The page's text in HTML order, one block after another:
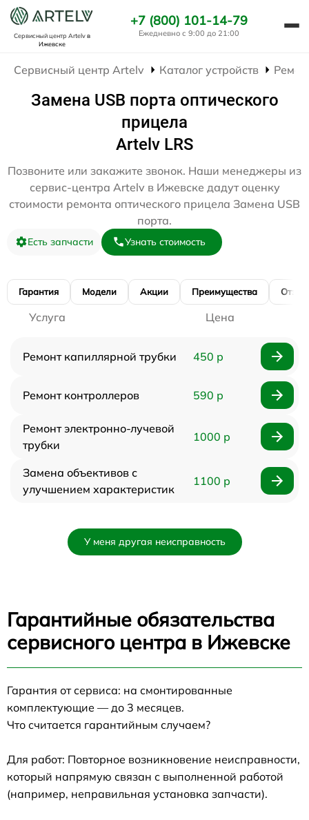
Сервисный центр Artelvв
Ижевске
+7 (800) 101-14-79
Ежедневно с 9:00 до 21:00
Сервисный центр Artelv Каталог устройств
Замена USB порта оптического
прицела
Artelv LRS
Позвоните или закажите звонок. Наши менеджеры из
сервис-центра Artelv в Ижевске дадут оценку
стоимости ремонта оптического прицела Замена USB
порта.
Есть запчасти Узнать стоимость
Гарантия Модели Акции Преимущества
Услуга Цена
Ремонт капиллярной трубки 450 р
Ремонт контроллеров 590 р
Ремонт электронно-лучевой
трубки
1000 р
Замена объективов с
улучшением характеристик
1100 р
У меня другая неисправность
Гарантийные обязательства
сервисного центра в Ижевске
Гарантия от сервиса: на смонтированные
комплектующие — до 3 месяцев.
Что считается гарантийным случаем?
Для работ: Повторное возникновение неисправности,
который напрямую связан с выполненной работой
(например, неправильная установка запчасти).